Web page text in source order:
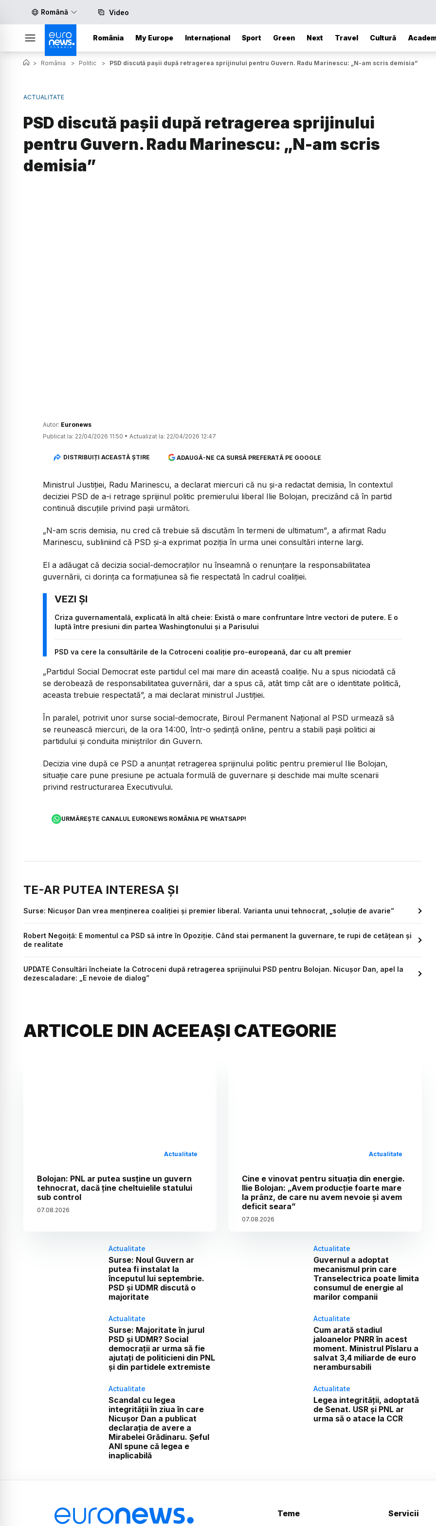
Română Video
România My Europe Internațional Sport Green Next Travel Cultură
> România > Politic > PSD discută pașii după retragerea sprijinului pentru Guvern. Radu Marinescu: „N-am scris demisia”
ACTUALITATE
PSD discută pașii după retragerea sprijinului
pentru Guvern. Radu Marinescu: „N-am scris
demisia”
Autor: Euronews
Publicat la: 22/04/2026 11:50 • Actualizat la: 22/04/2026 12:47
DISTRIBUIȚI ACEASTĂ ȘTIRE ADAUGĂ-NE CA SURSĂ PREFERATĂ PE GOOGLE
Ministrul Justiției, Radu Marinescu, a declarat miercuri că nu și-a redactat demisia, în contextul
deciziei PSD de a-i retrage sprijinul politic premierului liberal Ilie Bolojan, precizând că în partid
continuă discuțiile privind pașii următori.
„N-am scris demisia, nu cred că trebuie să discutăm în termeni de ultimatum”, a afirmat Radu
Marinescu, subliniind că PSD și-a exprimat poziția în urma unei consultări interne largi.
El a adăugat că decizia social-democraților nu înseamnă o renunțare la responsabilitatea
guvernării, ci dorința ca formațiunea să fie respectată în cadrul coaliției.
Criza guvernamentală, explicată în altă cheie: Există o mare confruntare între vectori de putere. E o
luptă între presiuni din partea Washingtonului și a Parisului
PSD va cere la consultările de la Cotroceni coaliție pro-europeană, dar cu alt premier
„Partidul Social Democrat este partidul cel mai mare din această coaliție. Nu a spus niciodată că
se derobează de responsabilitatea guvernării, dar a spus că, atât timp cât are o identitate politică,
aceasta trebuie respectată”, a mai declarat ministrul Justiției.
În paralel, potrivit unor surse social-democrate, Biroul Permanent Național al PSD urmează să
se reunească miercuri, de la ora 14:00, într-o ședință online, pentru a stabili pașii politici ai
partidului și conduita miniștrilor din Guvern.
Decizia vine după ce PSD a anunțat retragerea sprijinului politic pentru premierul Ilie Bolojan,
situație care pune presiune pe actuala formulă de guvernare și deschide mai multe scenarii
privind restructurarea Executivului.
URMĂREȘTE CANALUL EURONEWS ROMÂNIA PE WHATSAPP!
TE-AR PUTEA INTERESA ȘI
Surse: Nicușor Dan vrea menținerea coaliției și premier liberal. Varianta unui tehnocrat, „soluție de avarie”
Robert Negoiță: E momentul ca PSD să intre în Opoziție. Când stai permanent la guvernare, te rupi de cetățean și
de realitate
UPDATE Consultări încheiate la Cotroceni după retragerea sprijinului PSD pentru Bolojan. ​Nicușor Dan, apel la
dezescaladare: „E nevoie de dialog”
ARTICOLE DIN ACEEAȘI CATEGORIE
Actualitate
Bolojan: PNL ar putea susține un guvern
tehnocrat, dacă ține cheltuielile statului
sub control
07.08.2026
Actualitate
Cine e vinovat pentru situația din energie.
Ilie Bolojan: „Avem producție foarte mare
la prânz, de care nu avem nevoie și avem
deficit seara”
07.08.2026
Actualitate
Surse: Noul Guvern ar
putea fi instalat la
începutul lui septembrie.
PSD și UDMR discută o
majoritate
Actualitate
Guvernul a adoptat
mecanismul prin care
Transelectrica poate limita
consumul de energie al
marilor companii
Actualitate
Surse: Majoritate în jurul
PSD și UDMR? Social
democrații ar urma să fie
ajutați de politicieni din PNL
și din partidele extremiste
Actualitate
Cum arată stadiul
jaloanelor PNRR în acest
moment. Ministrul Pîslaru a
salvat 3,4 miliarde de euro
nerambursabili
Actualitate
Scandal cu legea
integrității în ziua în care
Nicușor Dan a publicat
declarația de avere a
Mirabelei Grădinaru. Șeful
ANI spune că legea e
inaplicabilă
Actualitate
Legea integrității, adoptată
de Senat. USR și PNL ar
urma să o atace la CCR
Teme Servicii